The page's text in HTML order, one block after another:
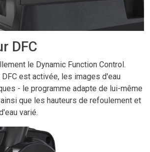
DFC
le Dynamic Function Control.
est activée, les images d'eau
- le programme adapte de lui-même
que les hauteurs de refoulement et
varié.